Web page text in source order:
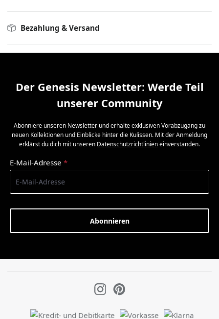
Bezahlung & Versand
Der Genesis Newsletter: Werde Teil
unserer Community
Abonniere unseren Newsletter und erhalte exklusiven Vorabzugang zu
neuen Kollektionen und Einblicke hinter die Kulissen. Mit der Anmeldung
erklärst du dich mit unseren Datenschutzrichtlinieneinverstanden.
E-Mail-Adresse *
Abonnieren